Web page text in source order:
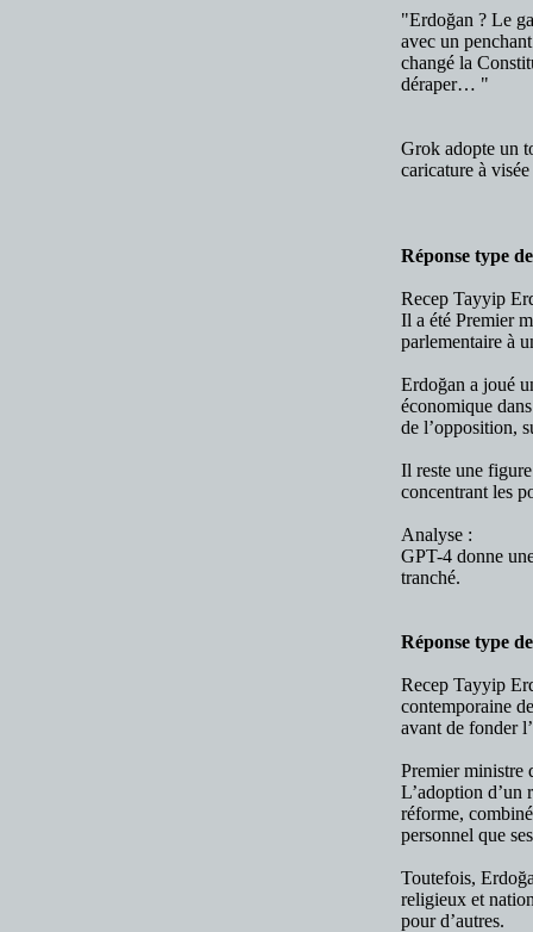
"Erdoğan ? Le
avec un
changé la
déraper… "
Grok adopte un
caricature à
Réponse type
Recep Tayyip
Il a été Premier
parlementaire à
Erdoğan a joué
économique
de l’opposition,
Il reste une
concentrant les
Analyse :
GPT-4 donne
tranché.
Réponse type
Recep Tayyip
contemporaine
avant de fonder
Premier ministre
L’adoption d’un
réforme,
personnel que
Toutefois,
religieux et
pour d’autres.